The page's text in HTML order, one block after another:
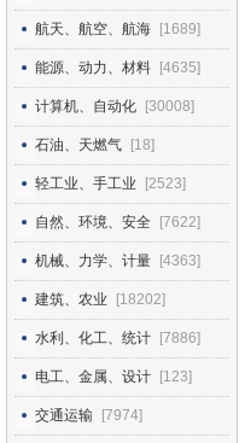
航天、航空、航海 [1689]
能源、动力、材料 [4635]
计算机、自动化 [30008]
石油、天燃气 [18]
轻工业、手工业 [2523]
自然、环境、安全 [7622]
机械、力学、计量 [4363]
建筑、农业 [18202]
水利、化工、统计 [7886]
电工、金属、设计 [123]
交通运输 [7974]